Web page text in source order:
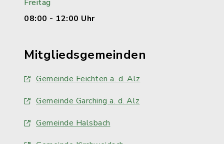
Freitag
08:00 - 12:00 Uhr
Mitgliedsgemeinden
Gemeinde Feichten a. d. Alz
Gemeinde Garching a. d. Alz
Gemeinde Halsbach